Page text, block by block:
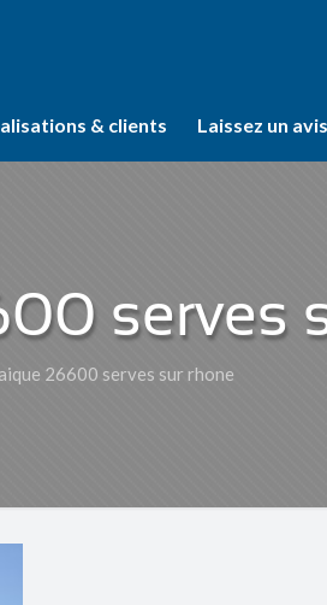
& clients Laissez un avis
serves
26600 serves sur rhone